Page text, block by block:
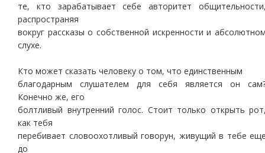
те, кто зарабатывает себе авторитет
распространяя
вокруг рассказы о собственной искренности и
слухе.
Кто может сказать человеку о том, что единственным
благодарным слушателем для себя является он
Конечно же, его
болтливый внутренний голос. Стоит только открыть
как тебя
перебивает словоохотливый говорун, живущий в тебе
до